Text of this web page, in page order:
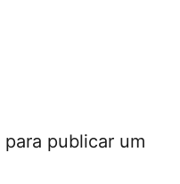
para publicar um